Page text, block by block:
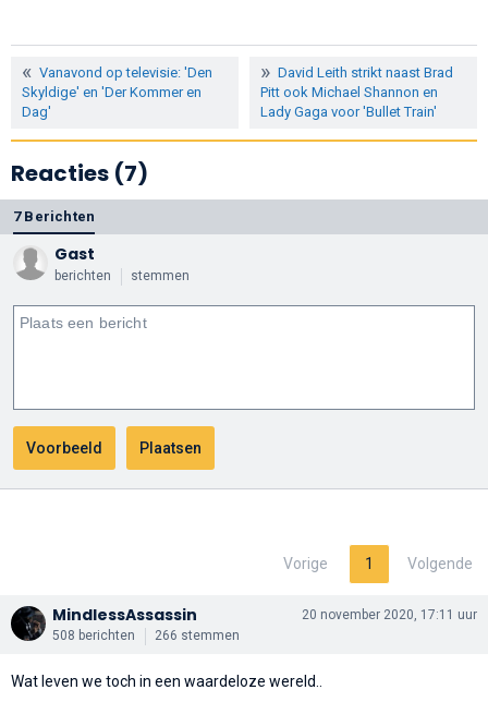
Vanavond op televisie: 'Den
Skyldige' en 'Der Kommer en
Dag'
David Leith strikt naast Brad
Pitt ook Michael Shannon en
Lady Gaga voor 'Bullet Train'
Reacties (7)
7 Berichten
Gast
berichten stemmen
Vorige 1 Volgende
MindlessAssassin
508 berichten 266 stemmen
20 november 2020, 17:11 uur
Wat leven we toch in een waardeloze wereld..